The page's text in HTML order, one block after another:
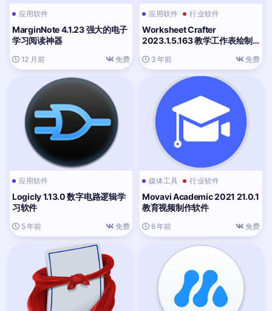
应用软件
MarginNote 4.1.23 强大的电子
学习阅读神器
12 月前 免费
应用软件 行业软件
Worksheet Crafter
2023.1.5.163 教学工作表绘制
3 年前 免费
应用软件
Logicly 1.13.0 数字电路逻辑学
习软件
5 年前 免费
媒体工具 行业软件
Movavi Academic 2021 21.0.1
教育视频制作软件
6 年前 免费